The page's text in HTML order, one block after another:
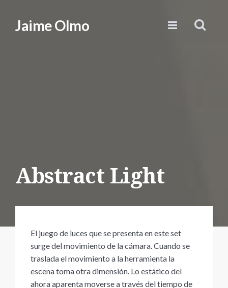
Jaime Olmo
Abstract Light
El juego de luces que se presenta en este set
surge del movimiento de la cámara. Cuando se
traslada el movimiento a la herramienta la
escena toma otra dimensión. Lo estático del
ahora aparenta moverse a través del tiempo de